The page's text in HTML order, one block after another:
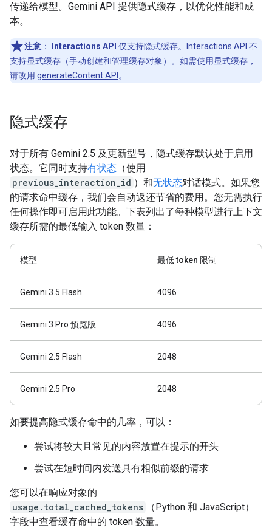
传递给模型。Gemini API 提供隐式缓存，以优化性能和成
本。
注意 ： Interactions API 仅支持隐式缓存。Interactions API 不
支持显式缓存（手动创建和管理缓存对象）。如需使用显式缓存，
请改用 generateContent API 。
隐式缓存
对于所有 Gemini 2.5 及更新型号，隐式缓存默认处于启用
状态。它同时支持有状态 （使用
previous_interaction_id ）和无状态对话模式。如果您
的请求命中缓存，我们会自动返还节省的费用。您无需执行
任何操作即可启用此功能。下表列出了每种模型进行上下文
缓存所需的最低输入 token 数量：
模型 最低 token 限制
Gemini 3.5 Flash 4096
Gemini 3 Pro 预览版 4096
Gemini 2.5 Flash 2048
Gemini 2.5 Pro 2048
如要提高隐式缓存命中的几率，可以：
尝试将较大且常见的内容放置在提示的开头
尝试在短时间内发送具有相似前缀的请求
您可以在响应对象的
usage.total_cached_tokens
（Python 和 JavaScript）
字段中查看缓存命中的 token 数量。